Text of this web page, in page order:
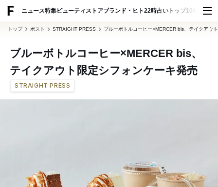
ニュース特集ビューティ ストアブランド・ヒト22時占い トップ100 スナッ
トップ ポスト STRAIGHT PRESS ブルーボトルコーヒー×MERCER bis、テイクアウ
ブルーボトルコーヒー×MERCER bis、
テイクアウト限定シフォンケーキ発売
STRAIGHT PRESS